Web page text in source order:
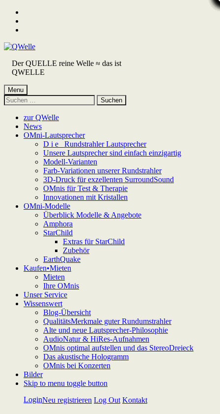
content
footer
Der QUELLE reine Welle ≈ das ist
QWELLE
Menu
Suchen
nach:
zur QWelle
News
OMni-Lautsprecher
D i e Rundstrahler Lautsprecher
Unsere Lautsprecher sind einfach einzigartig
Modell-Varianten
Farb-Variationen unserer Rundstrahler
3D-Druck für exzellenten SurroundSound
OMnis für Test & Therapie
Innovationen mit Kristallen
OMni-Modelle
Überblick Modelle & Angebote
Amphora
StarChild
Extras für StarChild
Zubehör
EarthQuake
Kaufen•Mieten
Mieten
Ihre OMnis
Unser Service
Wissenswert
Blog-Übersicht
QualitätsMerkmale guter Rundumstrahler
Alte und neue Lautsprecher-Philosophie
AudioNatur & HiRes-Aufnahmen
OMnis optimal aufstellen und das StereoDreieck
Das akustische Hologramm
OMnis bei Konzerten
Bilder
Skip to menu toggle button
Neu registrieren
Login Log Out Kontakt